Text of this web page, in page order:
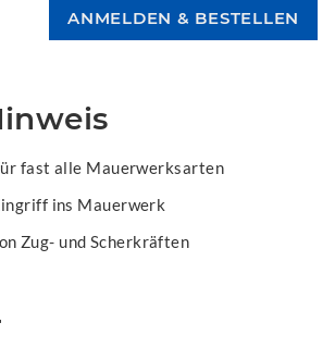
fast alle Mauerwerksarten
ins Mauerwerk
Zug- und Scherkräften